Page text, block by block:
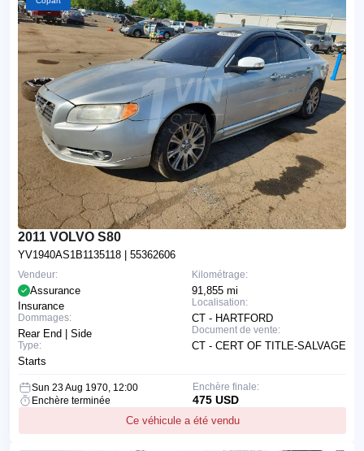
2011 VOLVO S80
YV1940AS1B1135118 | 55362606
Kilométrage:
91,855 mi
Localisation:
CT - HARTFORD
Document de vente:
CT - CERT OF TITLE-SALVAGE
Vendeur:
Assurance
Insurance
Dommages:
Rear End | Side
Type:
Starts
Sun 23 Aug 1970, 12:00
Enchère terminée
Ce véhicule a été vendu
Enchère finale:
475 USD